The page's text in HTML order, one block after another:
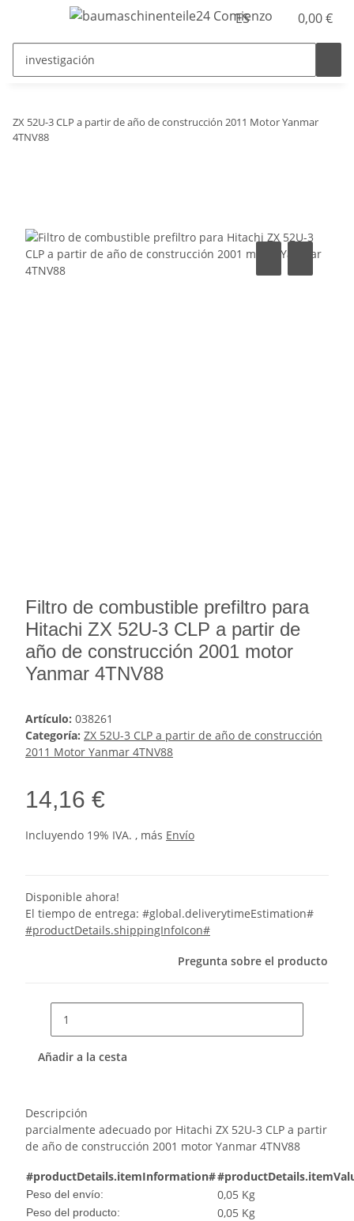
ES 0,00 €
ZX 52U-3 CLP a partir de año de construcción 2011 Motor Yanmar
4TNV88
Filtro de combustible prefiltro para
Hitachi ZX 52U-3 CLP a partir de
año de construcción 2001 motor
Yanmar 4TNV88
Artículo: 038261
Categoría: ZX 52U-3 CLP a partir de año de construcción
2011 Motor Yanmar 4TNV88
14,16 €
Incluyendo 19% IVA. , más Envío
Disponible ahora!
El tiempo de entrega: #global.deliverytimeEstimation#
#productDetails.shippingInfoIcon#
Pregunta sobre el producto
Añadir a la cesta
Descripción
parcialmente adecuado por Hitachi ZX 52U-3 CLP a partir
de año de construcción 2001 motor Yanmar 4TNV88
#productDetails.itemInformation#
Peso del envío: 0,05 Kg
Peso del producto: 0,05 Kg